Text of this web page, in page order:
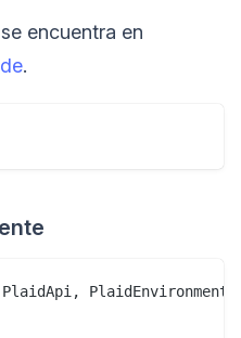
encuentra en
.